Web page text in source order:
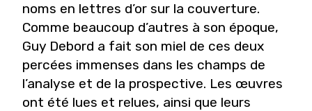
noms en lettres d’or sur la couverture.
Comme beaucoup d’autres à son époque,
Guy Debord a fait son miel de ces deux
percées immenses dans les champs de
l’analyse et de la prospective. Les œuvres
ont été lues et relues, ainsi que leurs